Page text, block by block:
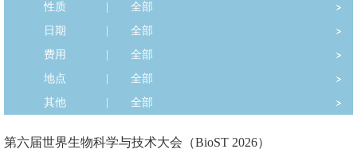
性质
全部
日期
全部
费用
全部
地点
全部
其他
全部
第六届世界生物科学与技术大会（BioST 2026）